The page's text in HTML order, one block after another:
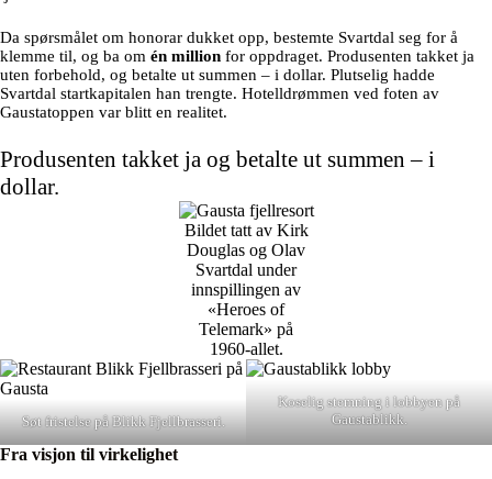
Da spørsmålet om honorar dukket opp, bestemte Svartdal seg for å
klemme til, og ba om én million for oppdraget. Produsenten takket ja
uten forbehold, og betalte ut summen – i dollar. Plutselig hadde
Svartdal startkapitalen han trengte. Hotelldrømmen ved foten av
Gaustatoppen var blitt en realitet.
Produsenten takket ja og betalte ut summen – i
dollar.
Bildet tatt av Kirk
Douglas og Olav
Svartdal under
innspillingen av
«Heroes of
Telemark» på
1960-allet.
Søt fristelse på Blikk Fjellbrasseri.
Koselig stemning i lobbyen på
Gaustablikk.
Fra visjon til virkelighet